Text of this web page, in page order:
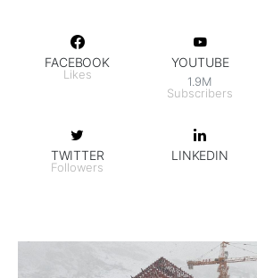
FACEBOOK
Likes
YOUTUBE
1.9M
Subscribers
TWITTER
Followers
LINKEDIN